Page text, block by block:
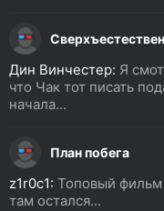
Дин Винчестер: Я
что Чак тот писать
начала...
План побега
z1r0c1: Топовый фильм
там остался...